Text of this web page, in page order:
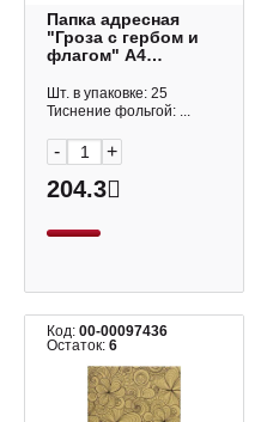
Папка адресная
"Гроза с гербом и
флагом" А4
ПЛ4000-19 Imige
Шт. в упаковке: 25
Тиснение фольгой: ...
- +
204.3
Код: 00-00097436
Остаток: 6